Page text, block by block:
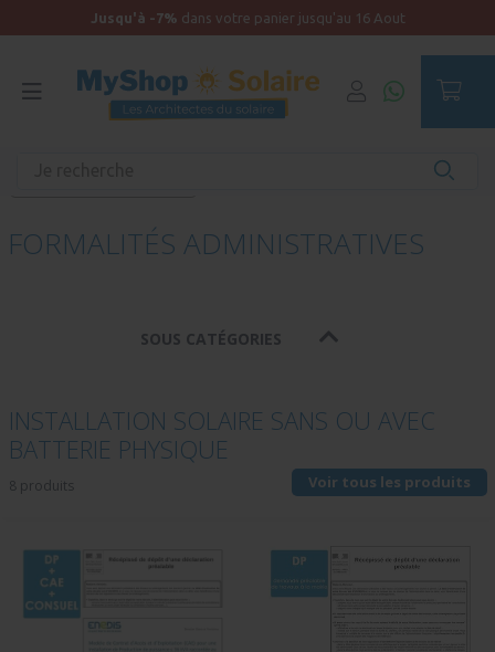
Jusqu'à -7% dans votre panier jusqu'au 16 Aout
FORMALITÉS ADMINISTRATIVES
SOUS CATÉGORIES
INSTALLATION SOLAIRE SANS OU AVEC
BATTERIE PHYSIQUE
8 produits Voir tous les produits